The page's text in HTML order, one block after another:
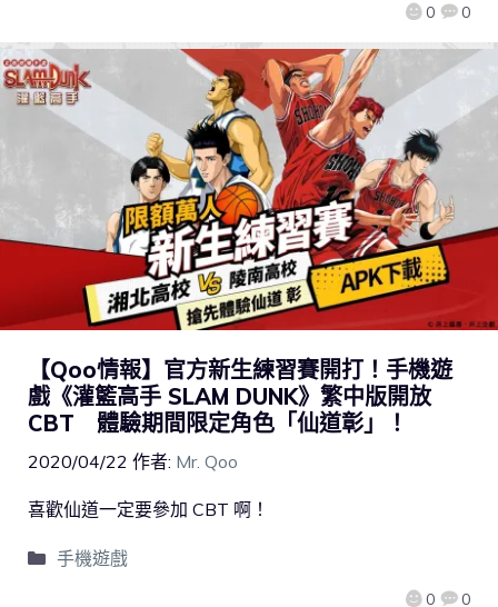
0 0
【Qoo情報】官方新生練習賽開打！手機遊
戲《灌籃高手 SLAM DUNK》繁中版開放
CBT 體驗期間限定角色「仙道彰」！
2020/04/22 作者: Mr. Qoo
0 0
喜歡仙道一定要參加 CBT 啊！
手機遊戲